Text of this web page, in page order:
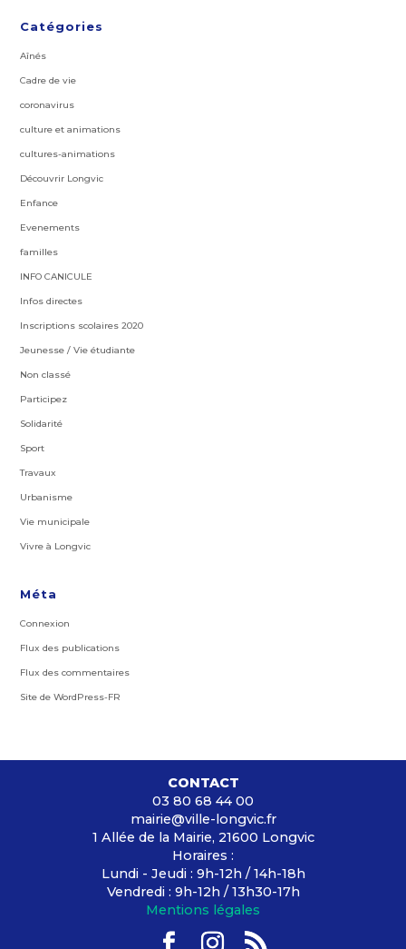
Catégories
Aînés
Cadre de vie
coronavirus
culture et animations
cultures-animations
Découvrir Longvic
Enfance
Evenements
familles
INFO CANICULE
Infos directes
Inscriptions scolaires 2020
Jeunesse / Vie étudiante
Non classé
Participez
Solidarité
Sport
Travaux
Urbanisme
Vie municipale
Vivre à Longvic
Méta
Connexion
Flux des publications
Flux des commentaires
Site de WordPress-FR
CONTACT
03 80 68 44 00
mairie@ville-longvic.fr
1 Allée de la Mairie, 21600 Longvic
Horaires :
Lundi - Jeudi : 9h-12h / 14h-18h
Vendredi : 9h-12h / 13h30-17h
Mentions légales